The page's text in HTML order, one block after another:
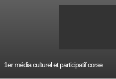
1er média culturel et participatif corse